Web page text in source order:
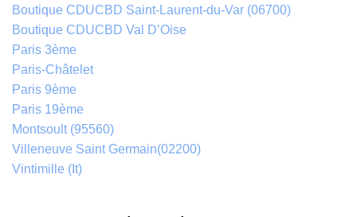
Boutique CDUCBD Saint-Laurent-du-Var (06700)
Boutique CDUCBD Val D’Oise
Paris 3ème
Paris-Châtelet
Paris 9ème
Paris 19ème
Montsoult (95560)
Villeneuve Saint Germain(02200)
Vintimille (It)